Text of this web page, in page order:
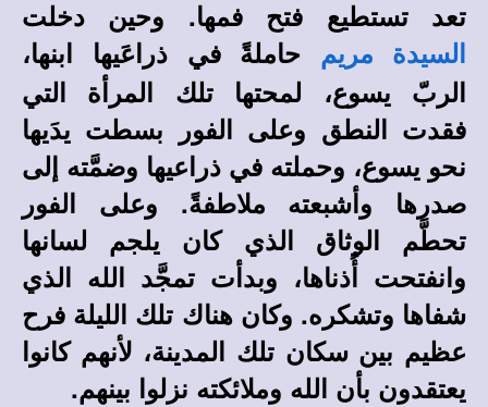
تعد تستطيع فتح فمها. وحين دخلت
السيدة مريم
حاملةً في ذراعَيها ابنها،
الربّ يسوع، لمحتها تلك المرأة التي
فقدت النطق وعلى الفور بسطت يدَيها
نحو يسوع، وحملته في ذراعيها وضمَّته إلى
صدرها وأشبعته ملاطفةً. وعلى الفور
تحطَّم الوثاق الذي كان يلجم لسانها
وانفتحت أُذناها، وبدأت تمجَّد الله الذي
شفاها وتشكره. وكان هناك تلك الليلة فرح
عظيم بين سكان تلك المدينة، لأنهم كانوا
يعتقدون بأن الله وملائكته نزلوا بينهم.